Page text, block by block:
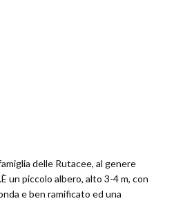
delle Rutacee, al genere
un piccolo albero, alto 3-4 m, con
e ben ramificato ed una